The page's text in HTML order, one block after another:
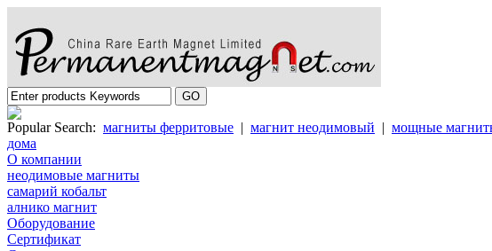
Popular Search: магниты ферритовые | магнит неодимовый | мощные
дома
О компании
неодимовые магниты
самарий кобальт
алнико магнит
Oборудование
Cертификат